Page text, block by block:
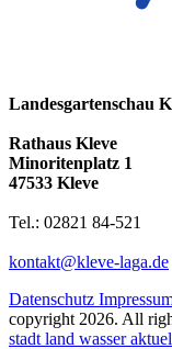
Landesgartenschau
Rathaus Kleve
Minoritenplatz 1
47533 Kleve
Tel.: 02821 84-521
kontakt@kleve-laga.de
Datenschutz
copyright 2026. All
stadt land wasser